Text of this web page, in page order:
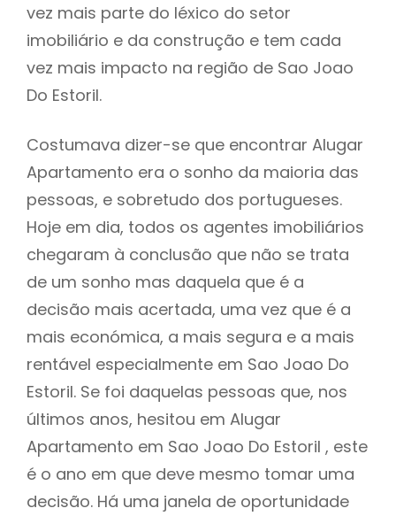
vez mais parte do léxico do setor
imobiliário e da construção e tem cada
vez mais impacto na região de Sao Joao
Do Estoril.
Costumava dizer-se que encontrar Alugar
Apartamento era o sonho da maioria das
pessoas, e sobretudo dos portugueses.
Hoje em dia, todos os agentes imobiliários
chegaram à conclusão que não se trata
de um sonho mas daquela que é a
decisão mais acertada, uma vez que é a
mais económica, a mais segura e a mais
rentável especialmente em Sao Joao Do
Estoril. Se foi daquelas pessoas que, nos
últimos anos, hesitou em Alugar
Apartamento em Sao Joao Do Estoril , este
é o ano em que deve mesmo tomar uma
decisão. Há uma janela de oportunidade